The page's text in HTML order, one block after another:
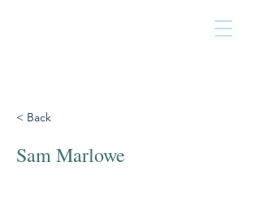
< Back
Sam Marlowe